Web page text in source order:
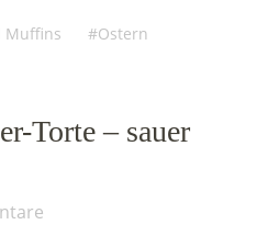
Muffins Ostern
Torte – sauer